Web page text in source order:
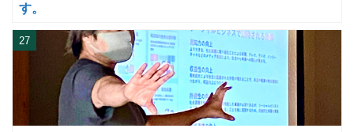
す。
27